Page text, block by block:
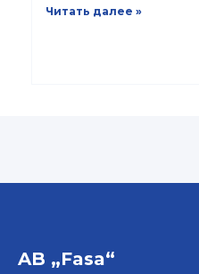
Читать далее »
AB „Fasa“